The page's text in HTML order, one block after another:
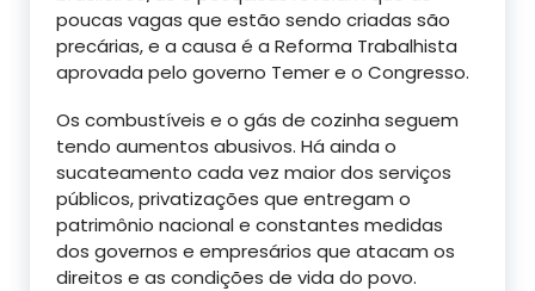
poucas vagas que estão sendo criadas são
precárias, e a causa é a Reforma Trabalhista
aprovada pelo governo Temer e o Congresso.
Os combustíveis e o gás de cozinha seguem
tendo aumentos abusivos. Há ainda o
sucateamento cada vez maior dos serviços
públicos, privatizações que entregam o
patrimônio nacional e constantes medidas
dos governos e empresários que atacam os
direitos e as condições de vida do povo.